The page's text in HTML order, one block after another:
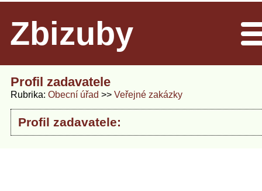
Zbizuby
Profil zadavatele
Rubrika Obecní úřad Veřejné zakázky
Profil zadavatele: